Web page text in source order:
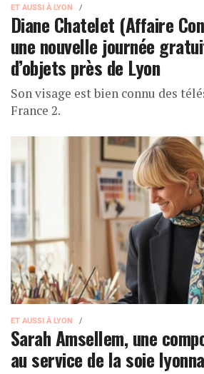
ET AUSSI À LYON
Diane Chatelet (Affaire
une nouvelle journée
d’objets près de Lyon
Son visage est bien connu des
France 2.
ET AUSSI À LYON
Sarah Amsellem, une
au service de la soie